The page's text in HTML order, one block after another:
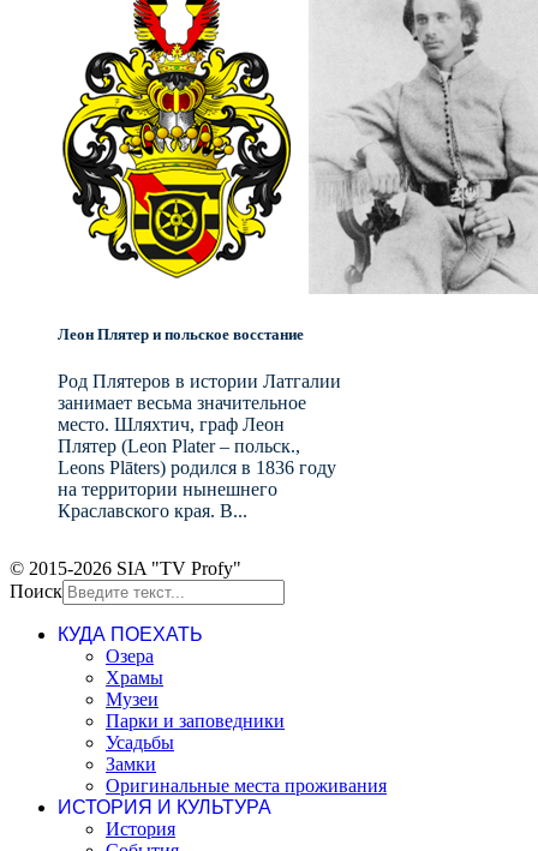
Леон Плятер и польское восстание
Род Плятеров в истории Латгалии
занимает весьма значительное
место. Шляхтич, граф Леон
Плятер (Leon Plater – польск.,
Leons Plāters) родился в 1836 году
на территории нынешнего
Краславского края. В...
© 2015-2026 SIA "TV Profy"
Поиск
КУДА ПОЕХАТЬ
Озера
Храмы
Музеи
Парки и заповедники
Усадьбы
Замки
Оригинальные места проживания
ИСТОРИЯ И КУЛЬТУРА
История